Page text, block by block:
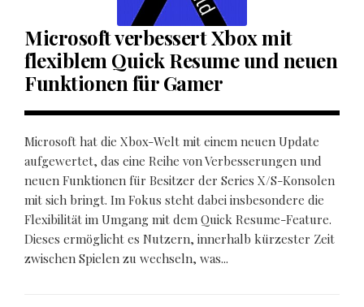
Microsoft verbessert Xbox mit
flexiblem Quick Resume und neuen
Funktionen für Gamer
Microsoft hat die Xbox-Welt mit einem neuen Update
aufgewertet, das eine Reihe von Verbesserungen und
neuen Funktionen für Besitzer der Series X/S-Konsolen
mit sich bringt. Im Fokus steht dabei insbesondere die
Flexibilität im Umgang mit dem Quick Resume-Feature.
Dieses ermöglicht es Nutzern, innerhalb kürzester Zeit
zwischen Spielen zu wechseln, was...